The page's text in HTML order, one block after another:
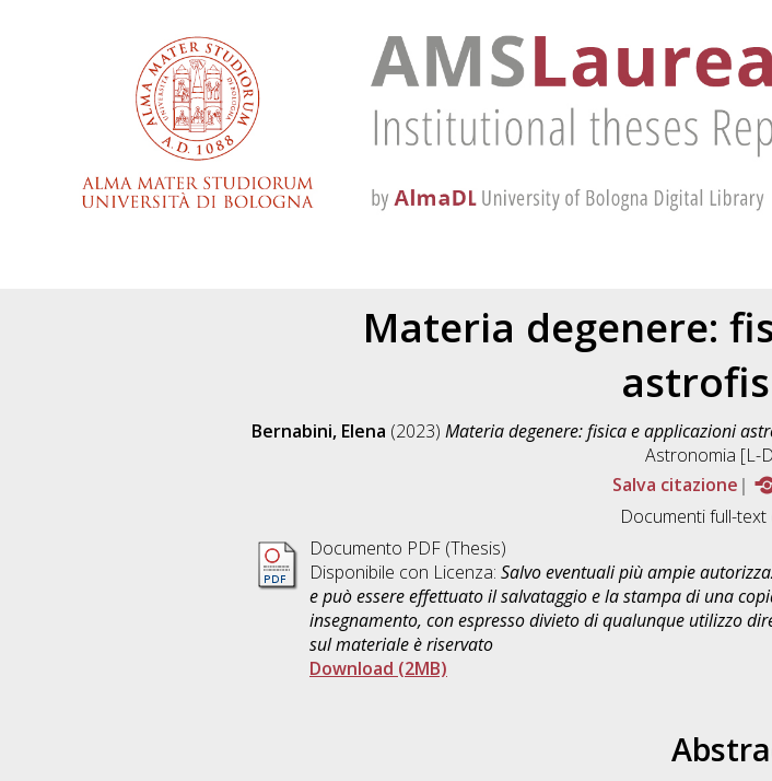
Materia degenere:
Bernabini, Elena (2023) Materia degenere: fisica e applicazioni
Astronomia [L-
Salva citazione
Documenti full-text
Documento PDF (Thesis)
Disponibile con Licenza: Salvo eventuali più ampie
e può essere effettuato il salvataggio e la stampa di una
insegnamento, con espresso divieto di qualunque utilizzo
sul materiale è riservato
Download (2MB)